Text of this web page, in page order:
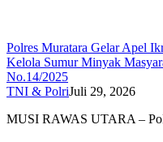
Polres Muratara Gelar Apel
Kelola Sumur Minyak
No.14/2025
TNI & PolriJuli 29, 2026
MUSI RAWAS UTARA –